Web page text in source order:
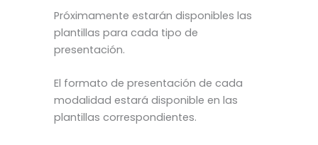
Próximamente estarán disponibles las
plantillas para cada tipo de
presentación.
El formato de presentación de cada
modalidad estará disponible en las
plantillas correspondientes.